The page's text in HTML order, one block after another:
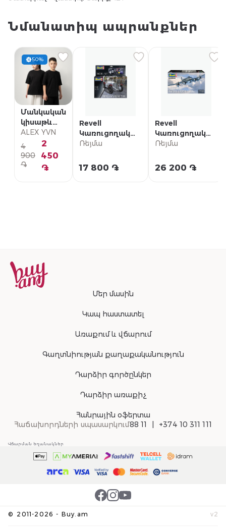
Նմանատիպ ապրանքներ
50%
Մանկական
կիսաթև
շապիկ
ALEX YVN
4
900
֏
2
450
֏
Revell
Կառուցողական
հավաքածու
SSKL»
Ռեյմա
17 800 ֏
Revell
Կառուցողական
հավաքածու
200 C-5/C-8
Condor»
Ռեյմա
26 200 ֏
Մեր մասին
Կապ հաստատել
Առաքում և վճարում
Գաղտնիության քաղաքականություն
Դարձիր գործընկեր
Դարձիր առաքիչ
Հանրային օֆերտա
Հաճախորդների սպասարկում88 11 +374 10 311 111
© 2011-2026 - Buy.am v2
Վճարման եղանակներ